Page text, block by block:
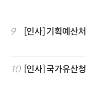
9 [인사] 기획예산처
10 [인사] 국가유산청